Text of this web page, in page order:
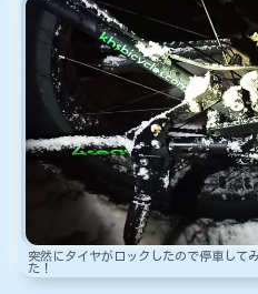
突然にタイヤがロックしたので停車して
た！